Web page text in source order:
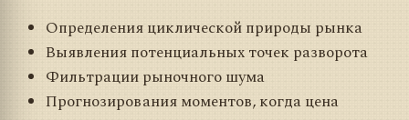
Определения циклической природы рынка
Выявления потенциальных точек разворота
Фильтрации рыночного шума
Прогнозирования моментов, когда цена